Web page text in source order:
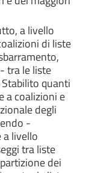
a livello
di liste
tra le liste
quanti
a coalizioni e
degli
-
livello
tra liste
dei